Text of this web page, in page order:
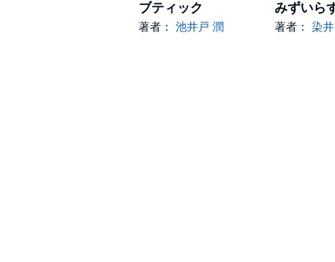
ブティック
著者： 池井戸 潤
みずいら
著者：染